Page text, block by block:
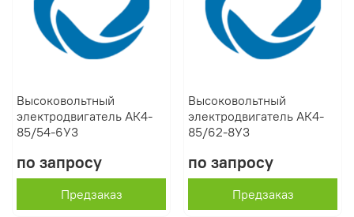
Высоковольтный
электродвигатель АК4-
85/54-6У3
по запросу
Предзаказ
Высоковольтный
электродвигатель АК4-
85/62-8У3
по запросу
Предзаказ